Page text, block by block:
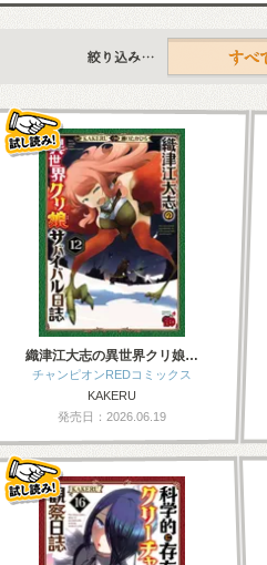
すべて
織津江大志の異世界クリ娘…
チャンピオンREDコミックス
KAKERU
発売日：2026.06.19